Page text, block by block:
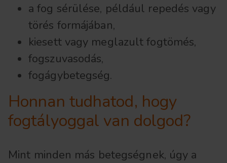
a fog sérülése, például repedés vagy
törés formájában,
kiesett vagy meglazult fogtömés,
fogszuvasodás,
fogágybetegség.
Honnan tudhatod, hogy
fogtályoggal van dolgod?
Mint minden más betegségnek, úgy a